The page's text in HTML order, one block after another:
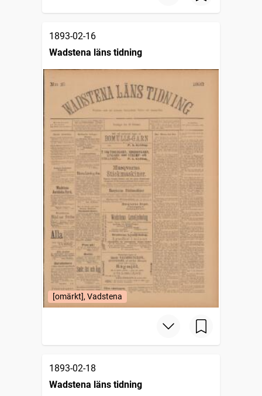
1893-02-16
Wadstena läns tidning
[omärkt], Vadstena
1893-02-18
Wadstena läns tidning